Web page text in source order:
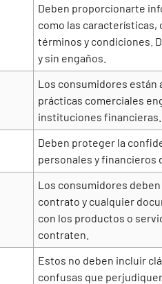
Deben proporcionarte
como las
términos y condiciones.
y sin engaños.
Los consumidores están
prácticas comerciales
instituciones financieras.
Deben proteger la
personales y financieros
Los consumidores
contrato y cualquier
con los productos o
contraten.
Estos no deben incluir
confusas que